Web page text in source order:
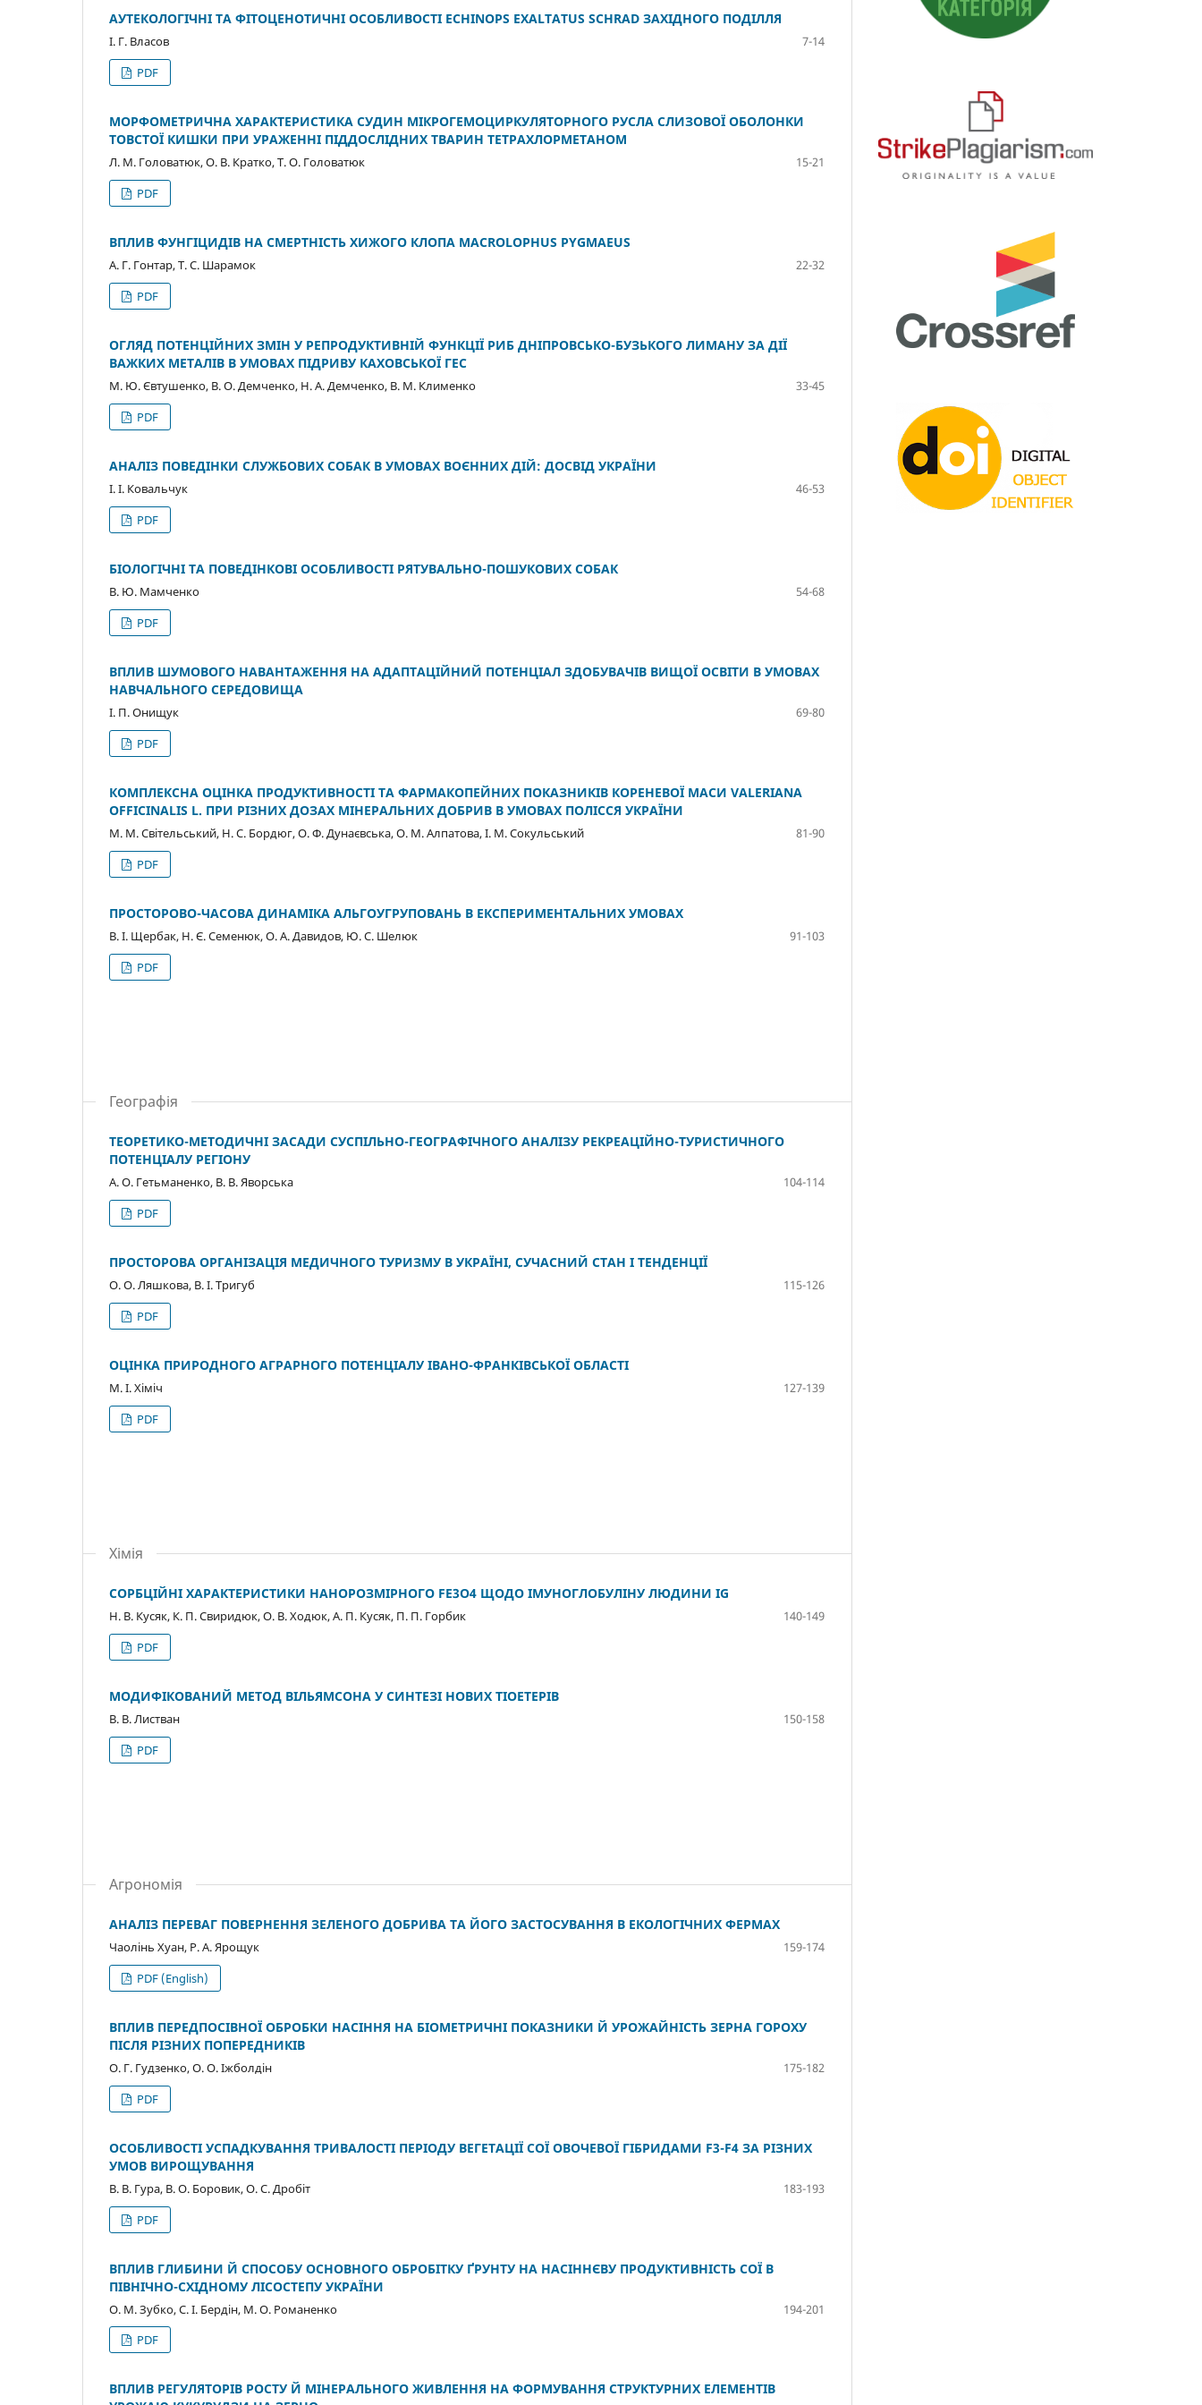
АУТЕКОЛОГІЧНІ ТА ФІТОЦЕНОТИЧНІ ОСОБЛИВОСТІ ECHINOPS EXALTATUS SCHRAD ЗАХІДНОГО ПОДІЛЛЯ
І. Г. Власов
7-14
PDF
МОРФОМЕТРИЧНА ХАРАКТЕРИСТИКА СУДИН МІКРОГЕМОЦИРКУЛЯТОРНОГО РУСЛА СЛИЗОВОЇ ОБОЛОНКИ
ТОВСТОЇ КИШКИ ПРИ УРАЖЕННІ ПІДДОСЛІДНИХ ТВАРИН ТЕТРАХЛОРМЕТАНОМ
Л. М. Головатюк, О. В. Кратко, Т. О. Головатюк
15-21
PDF
ВПЛИВ ФУНГІЦИДІВ НА СМЕРТНІСТЬ ХИЖОГО КЛОПА MACROLOPHUS PYGMAEUS
А. Г. Гонтар, Т. С. Шарамок
22-32
PDF
ОГЛЯД ПОТЕНЦІЙНИХ ЗМІН У РЕПРОДУКТИВНІЙ ФУНКЦІЇ РИБ ДНІПРОВСЬКО-БУЗЬКОГО ЛИМАНУ ЗА ДІЇ
ВАЖКИХ МЕТАЛІВ В УМОВАХ ПІДРИВУ КАХОВСЬКОЇ ГЕС
М. Ю. Євтушенко, В. О. Демченко, Н. А. Демченко, В. М. Клименко
33-45
PDF
АНАЛІЗ ПОВЕДІНКИ СЛУЖБОВИХ СОБАК В УМОВАХ ВОЄННИХ ДІЙ: ДОСВІД УКРАЇНИ
І. І. Ковальчук
46-53
PDF
БІОЛОГІЧНІ ТА ПОВЕДІНКОВІ ОСОБЛИВОСТІ РЯТУВАЛЬНО-ПОШУКОВИХ СОБАК
В. Ю. Мамченко
54-68
PDF
ВПЛИВ ШУМОВОГО НАВАНТАЖЕННЯ НА АДАПТАЦІЙНИЙ ПОТЕНЦІАЛ ЗДОБУВАЧІВ ВИЩОЇ ОСВІТИ В УМОВАХ
НАВЧАЛЬНОГО СЕРЕДОВИЩА
І. П. Онищук
69-80
PDF
КОМПЛЕКСНА ОЦІНКА ПРОДУКТИВНОСТІ ТА ФАРМАКОПЕЙНИХ ПОКАЗНИКІВ КОРЕНЕВОЇ МАСИ VALERIANA
OFFICINALIS L. ПРИ РІЗНИХ ДОЗАХ МІНЕРАЛЬНИХ ДОБРИВ В УМОВАХ ПОЛІССЯ УКРАЇНИ
М. М. Світельський, Н. С. Бордюг, О. Ф. Дунаєвська, О. М. Алпатова, І. М. Сокульський
81-90
PDF
ПРОСТОРОВО-ЧАСОВА ДИНАМІКА АЛЬГОУГРУПОВАНЬ В ЕКСПЕРИМЕНТАЛЬНИХ УМОВАХ
В. І. Щербак, Н. Є. Семенюк, О. А. Давидов, Ю. С. Шелюк
91-103
PDF
Географія
ТЕОРЕТИКО-МЕТОДИЧНІ ЗАСАДИ СУСПІЛЬНО-ГЕОГРАФІЧНОГО АНАЛІЗУ РЕКРЕАЦІЙНО-ТУРИСТИЧНОГО
ПОТЕНЦІАЛУ РЕГІОНУ
А. О. Гетьманенко, В. В. Яворська
104-114
PDF
ПРОСТОРОВА ОРГАНІЗАЦІЯ МЕДИЧНОГО ТУРИЗМУ В УКРАЇНІ, СУЧАСНИЙ СТАН І ТЕНДЕНЦІЇ
О. О. Ляшкова, В. І. Тригуб
115-126
PDF
ОЦІНКА ПРИРОДНОГО АГРАРНОГО ПОТЕНЦІАЛУ ІВАНО-ФРАНКІВСЬКОЇ ОБЛАСТІ
М. І. Хіміч
127-139
PDF
Хімія
СОРБЦІЙНІ ХАРАКТЕРИСТИКИ НАНОРОЗМІРНОГО FE3O4 ЩОДО ІМУНОГЛОБУЛІНУ ЛЮДИНИ IG
Н. В. Кусяк, К. П. Свиридюк, О. В. Ходюк, А. П. Кусяк, П. П. Горбик
140-149
PDF
МОДИФІКОВАНИЙ МЕТОД ВІЛЬЯМСОНА У СИНТЕЗІ НОВИХ ТІОЕТЕРІВ
В. В. Листван
150-158
PDF
Агрономія
АНАЛІЗ ПЕРЕВАГ ПОВЕРНЕННЯ ЗЕЛЕНОГО ДОБРИВА ТА ЙОГО ЗАСТОСУВАННЯ В ЕКОЛОГІЧНИХ ФЕРМАХ
Чаолінь Хуан, Р. А. Ярощук
159-174
PDF (English)
ВПЛИВ ПЕРЕДПОСІВНОЇ ОБРОБКИ НАСІННЯ НА БІОМЕТРИЧНІ ПОКАЗНИКИ Й УРОЖАЙНІСТЬ ЗЕРНА ГОРОХУ
ПІСЛЯ РІЗНИХ ПОПЕРЕДНИКІВ
О. Г. Гудзенко, О. О. Іжболдін
175-182
PDF
ОСОБЛИВОСТІ УСПАДКУВАННЯ ТРИВАЛОСТІ ПЕРІОДУ ВЕГЕТАЦІЇ СОЇ ОВОЧЕВОЇ ГІБРИДАМИ F3-F4 ЗА РІЗНИХ
УМОВ ВИРОЩУВАННЯ
В. В. Гура, В. О. Боровик, О. С. Дробіт
183-193
PDF
ВПЛИВ ГЛИБИНИ Й СПОСОБУ ОСНОВНОГО ОБРОБІТКУ ҐРУНТУ НА НАСІННЄВУ ПРОДУКТИВНІСТЬ СОЇ В
ПІВНІЧНО-СХІДНОМУ ЛІСОСТЕПУ УКРАЇНИ
О. М. Зубко, С. І. Бердін, М. О. Романенко
194-201
PDF
ВПЛИВ РЕГУЛЯТОРІВ РОСТУ Й МІНЕРАЛЬНОГО ЖИВЛЕННЯ НА ФОРМУВАННЯ СТРУКТУРНИХ ЕЛЕМЕНТІВ